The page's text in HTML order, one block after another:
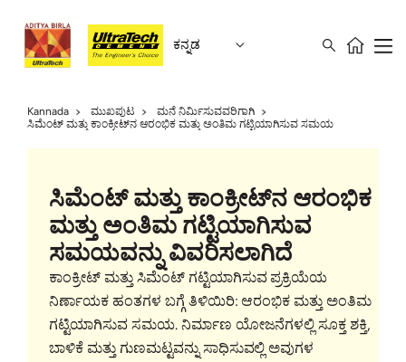
ಕನ್ನಡ
Kannada ಮುಖಪುಟ
ಮನೆ ನಿರ್ಮಿಸುವವರಿಗಾಗಿ
ಸಿಮೆಂಟ್ ಮತ್ತು ಕಾಂಕ್ರೀಟ್‌ನ ಆರಂಭಿಕ ಮತ್ತು ಅಂತಿಮ ಗಟ್ಟಿಯಾಗಿಸುವ ಸಮಯ
ಸಿಮೆಂಟ್ ಮತ್ತು ಕಾಂಕ್ರೀಟ್‌ನ ಆರಂಭಿಕ
ಮತ್ತು ಅಂತಿಮ ಗಟ್ಟಿಯಾಗಿಸುವ
ಸಮಯವನ್ನು ವಿವರಿಸಲಾಗಿದೆ
ಕಾಂಕ್ರೀಟ್ ಮತ್ತು ಸಿಮೆಂಟ್ ಗಟ್ಟಿಯಾಗಿಸುವ ಪ್ರಕ್ರಿಯೆಯ
ನಿರ್ಣಾಯಕ ಹಂತಗಳ ಬಗ್ಗೆ ತಿಳಿಯಿರಿ: ಆರಂಭಿಕ ಮತ್ತು ಅಂತಿಮ
ಗಟ್ಟಿಯಾಗಿಸುವ ಸಮಯ. ನಿರ್ಮಾಣ ಯೋಜನೆಗಳಲ್ಲಿ ಸೂಕ್ತ ಶಕ್ತಿ,
ಬಾಳಿಕೆ ಮತ್ತು ಗುಣಮಟ್ಟವನ್ನು ಸಾಧಿಸುವಲ್ಲಿ ಅವುಗಳ